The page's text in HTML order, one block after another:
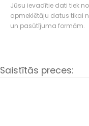
Jūsu ievadītie dati tiek
apmeklētāju datus tikai
un pasūtījuma formām.
Saistītās preces: